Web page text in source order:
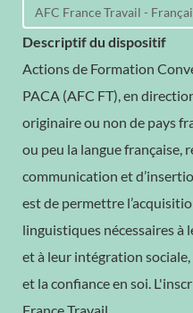
AFC France Travail -
Descriptif du dispositif
Actions de Formation
PACA (AFC FT), en
originaire ou non de pays
ou peu la langue française,
communication et
est de permettre
linguistiques nécessaires
et à leur intégration
et la confiance en soi.